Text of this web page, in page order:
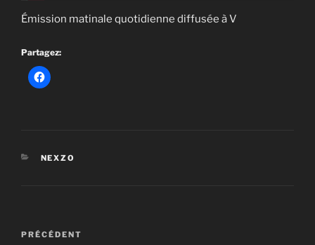
Émission matinale quotidienne diffusée à V
Partagez:
CATÉGORIES
NEXZO
Navigation
Article
PRÉCÉDENT